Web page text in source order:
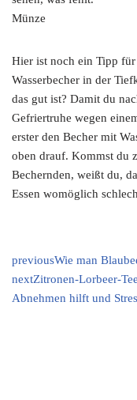
Münze
Hier ist noch ein Tipp
Wasserbecher in der
das gut ist? Damit du
Gefriertruhe wegen
erster den Becher mit
oben drauf. Kommst du
Bechernden, weißt du,
Essen womöglich
previousWie man
nextZitronen-Lorbeer-
Abnehmen hilft und